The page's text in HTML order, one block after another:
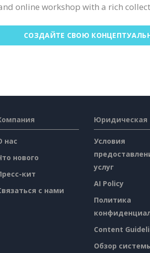
online workshop with a rich
СОЗДАЙТЕ СВОЮ
нас
нового
кит
с нами
Юридическая
Условия
услуг
AI Policy
Политика
Content
Обзор